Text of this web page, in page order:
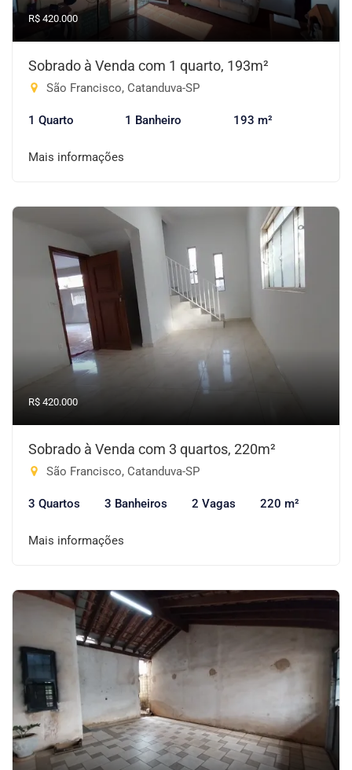
R$ 420.000
Sobrado à Venda com 1 quarto, 193m²
São Francisco, Catanduva-SP
1 Quarto 1 Banheiro 193 m²
Mais informações
R$ 420.000
Sobrado à Venda com 3 quartos, 220m²
São Francisco, Catanduva-SP
3 Quartos 3 Banheiros 2 Vagas 220 m²
Mais informações